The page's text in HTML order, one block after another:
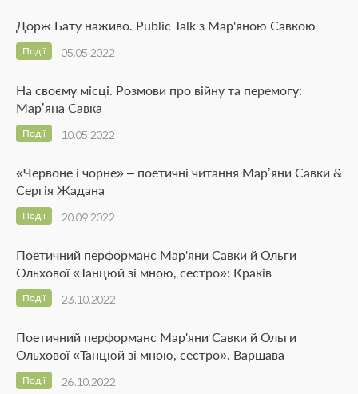
Дорж Бату наживо. Public Talk з Мар'яною Савкою
05.05.2022
Події
На своєму місці. Розмови про війну та перемогу:
Мар’яна Савка
10.05.2022
Події
«Червоне і чорне» – поетичні читання Мар’яни Савки &
Сергія Жадана
20.09.2022
Події
Поетичний перформанс Мар'яни Савки й Ольги
Ольхової «Танцюй зі мною, сестро»: Краків
23.10.2022
Події
Поетичний перформанс Мар'яни Савки й Ольги
Ольхової «Танцюй зі мною, сестро». Варшава
26.10.2022
Події